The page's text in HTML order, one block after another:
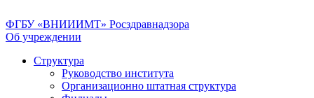
ФГБУ «ВНИИИМТ» Росздравнадзора
Об учреждении
Структура
Руководство института
Организационно штатная структура